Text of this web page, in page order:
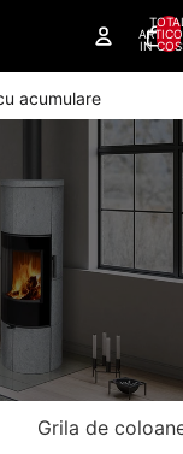
IN
acumulare
CALDURA
CU MAI
caldura si o
focului.
autorizat
5 ani
Grila de